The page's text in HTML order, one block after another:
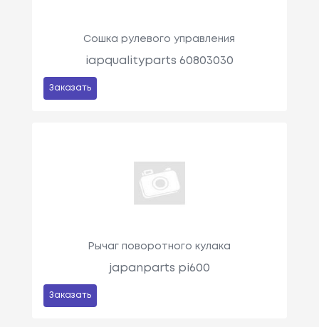
Сошка рулевого управления
iapqualityparts 60803030
Заказать
Рычаг поворотного кулака
japanparts pi600
Заказать